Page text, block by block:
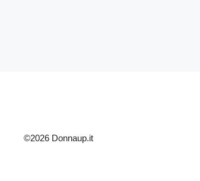
©2026 Donnaup.it